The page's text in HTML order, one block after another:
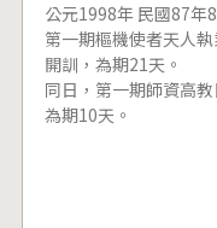
公元1998年 民國87年
第一期樞機使者天人
開訓，為期21天。
同日，第一期師資高
為期10天。